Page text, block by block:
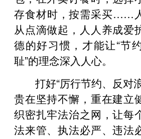
存食材时，按需采买……
从点滴做起，人人养成爱
德的好习惯，才能让“节
耻”的理念深入人心。
打好“厉行节约、反对
贵在坚持不懈，重在建立
织密扎牢法治之网，让每
法来管、执法必严、违法